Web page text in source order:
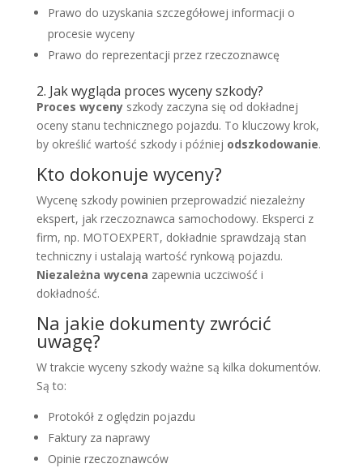
Prawo do uzyskania szczegółowej informacji o
procesie wyceny
Prawo do reprezentacji przez rzeczoznawcę
2. Jak wygląda proces wyceny szkody?
Proces wycenyszkody zaczyna się od dokładnej
oceny stanu technicznego pojazdu. To kluczowy krok,
by określić wartość szkody i później odszkodowanie.
Kto dokonuje wyceny?
Wycenę szkody powinien przeprowadzić niezależny
ekspert, jak rzeczoznawca samochodowy. Eksperci z
firm, np. MOTOEXPERT, dokładnie sprawdzają stan
techniczny i ustalają wartość rynkową pojazdu.
Niezależna wycena zapewnia uczciwość i
dokładność.
Na jakie dokumenty zwrócić
uwagę?
W trakcie wyceny szkody ważne są kilka dokumentów.
Są to:
Protokół z oględzin pojazdu
Faktury za naprawy
Opinie rzeczoznawców